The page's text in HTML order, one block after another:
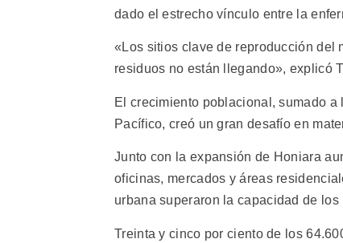
dado el estrecho vínculo entre la
«Los sitios clave de reproducción del
residuos no están llegando», explicó
El crecimiento poblacional, sumado
Pacífico, creó un gran desafío en
Junto con la expansión de Honiara
oficinas, mercados y áreas
urbana superaron la capacidad de
Treinta y cinco por ciento de los